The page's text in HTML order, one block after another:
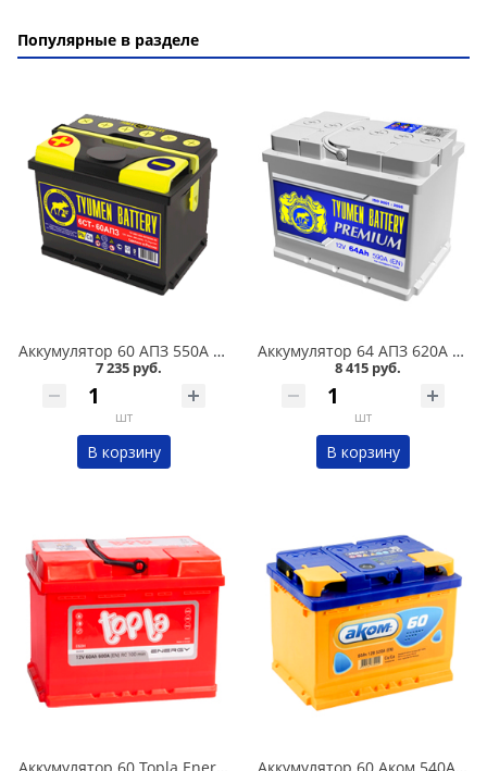
Популярные в разделе
Аккумулятор 60 АПЗ 550А в Кургане
7 235 руб.
шт
В корзину
Аккумулятор 64 АПЗ 620А в Кургане
8 415 руб.
шт
В корзину